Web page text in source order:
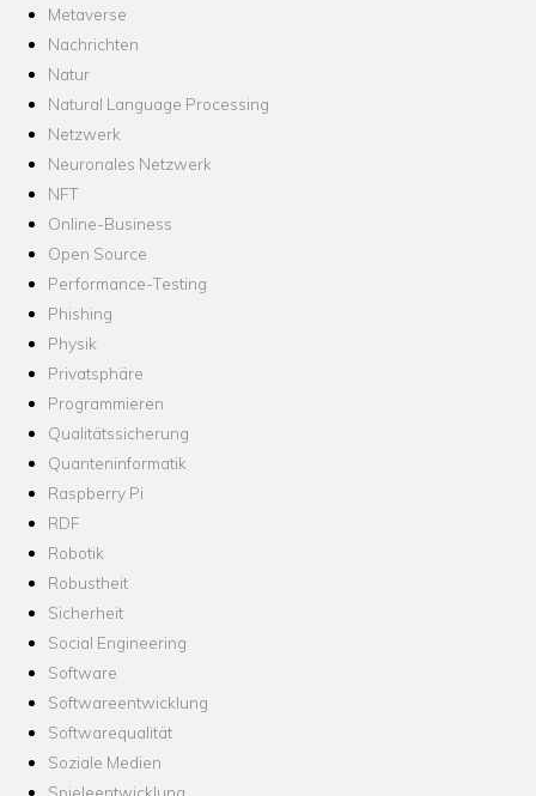
Metaverse
Nachrichten
Natur
Natural Language Processing
Netzwerk
Neuronales Netzwerk
NFT
Online-Business
Open Source
Performance-Testing
Phishing
Physik
Privatsphäre
Programmieren
Qualitätssicherung
Quanteninformatik
Raspberry Pi
RDF
Robotik
Robustheit
Sicherheit
Social Engineering
Software
Softwareentwicklung
Softwarequalität
Soziale Medien